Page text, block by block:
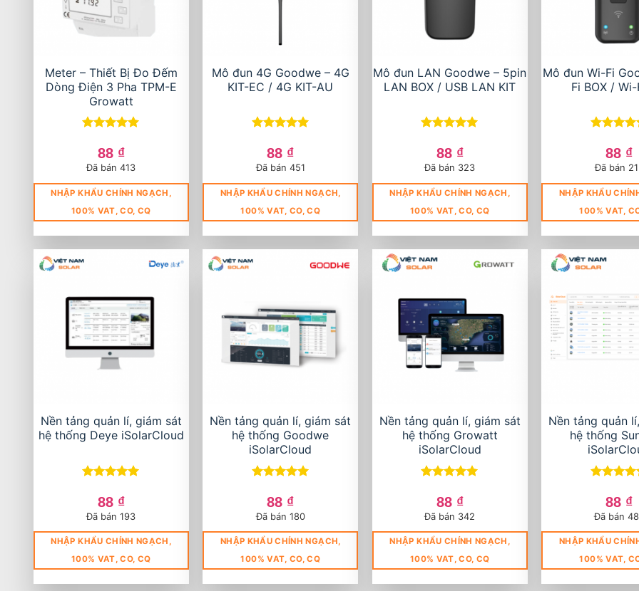
Meter – Thiết Bị Đo Đếm
Dòng Điện 3 Pha TPM-E
Growatt
hạng5 5
sao
88 ₫
Đã bán 413
NHẬP KHẨU CHÍNH NGẠCH,
100% VAT, CO, CQ
Mô đun 4G Goodwe – 4G
KIT-EC / 4G KIT-AU
hạng5 5
sao
88 ₫
Đã bán 451
NHẬP KHẨU CHÍNH NGẠCH,
100% VAT, CO, CQ
Mô đun LAN Goodwe – 5pin
LAN BOX / USB LAN KIT
hạng5 5
sao
88 ₫
Đã bán 323
NHẬP KHẨU CHÍNH NGẠCH,
100% VAT, CO, CQ
Mô đun Wi-Fi
Fi BOX /
hạng5 5
sao
88 ₫
Đã bán
NHẬP KHẨU
100% VAT,
Nền tảng quản lí, giám sát
hệ thống Deye iSolarCloud
hạng5 5
sao
88 ₫
Đã bán 193
NHẬP KHẨU CHÍNH NGẠCH,
100% VAT, CO, CQ
Nền tảng quản lí, giám sát
hệ thống Goodwe
iSolarCloud
hạng5 5
sao
88 ₫
Đã bán 180
NHẬP KHẨU CHÍNH NGẠCH,
100% VAT, CO, CQ
Nền tảng quản lí, giám sát
hệ thống Growatt
iSolarCloud
hạng5 5
sao
88 ₫
Đã bán 342
NHẬP KHẨU CHÍNH NGẠCH,
100% VAT, CO, CQ
Nền tảng quản
hệ thống
hạng5 5
sao
88 ₫
Đã bán
NHẬP KHẨU
100% VAT,